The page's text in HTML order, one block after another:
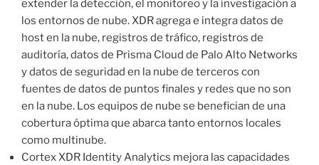
extender la detección, el monitoreo y la investigación a
los entornos de nube. XDR agrega e integra datos de
host en la nube, registros de tráfico, registros de
auditoría, datos de Prisma Cloud de Palo Alto Networks
y datos de seguridad en la nube de terceros con
fuentes de datos de puntos finales y redes que no son
en la nube. Los equipos de nube se benefician de una
cobertura óptima que abarca tanto entornos locales
como multinube.
Cortex XDR Identity Analytics mejora las capacidades